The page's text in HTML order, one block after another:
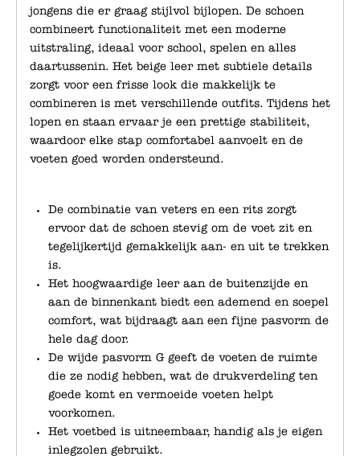
jongens die er graag stijlvol bijlopen. De schoen
combineert functionaliteit met een moderne
uitstraling, ideaal voor school, spelen en alles
daartussenin. Het beige leer met subtiele details
zorgt voor een frisse look die makkelijk te
combineren is met verschillende outfits. Tijdens het
lopen en staan ervaar je een prettige stabiliteit,
waardoor elke stap comfortabel aanvoelt en de
voeten goed worden ondersteund.
De combinatie van veters en een rits zorgt
ervoor dat de schoen stevig om de voet zit en
tegelijkertijd gemakkelijk aan- en uit te trekken
is.
Het hoogwaardige leer aan de buitenzijde en
aan de binnenkant biedt een ademend en soepel
comfort, wat bijdraagt aan een fijne pasvorm de
hele dag door.
De wijde pasvorm G geeft de voeten de ruimte
die ze nodig hebben, wat de drukverdeling ten
goede komt en vermoeide voeten helpt
voorkomen.
Het voetbed is uitneembaar, handig als je eigen
inlegzolen gebruikt.